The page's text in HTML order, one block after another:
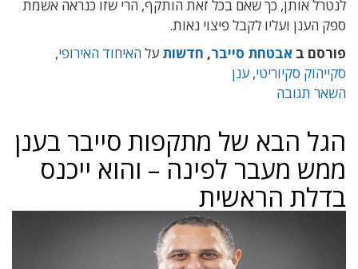
לנטרל אותן, כך שאם בכל זאת הותקף, הרי שזו כנראה אשמת
ספק הענן ועליו לקבל פיצוי נאות.
פורסם ב אבטחת סייבר, חדשות עלהאיחוד האירופי,
סקייהוק סקיוריטי, ענן
השאר תגובה
הגל הבא של מתקפות סייבר בענן
ממש מעבר לפינה – והוא ייכנס
בדלת הראשית